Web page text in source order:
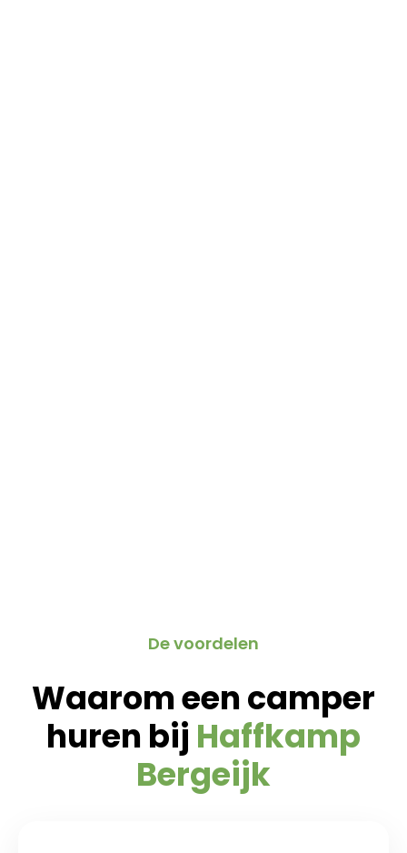
De voordelen
Waarom een camper
huren bij Haffkamp
Bergeijk